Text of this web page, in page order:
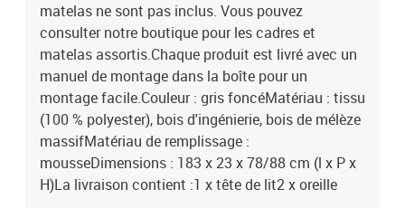
matelas ne sont pas inclus. Vous pouvez
consulter notre boutique pour les cadres et
matelas assortis.Chaque produit est livré avec un
manuel de montage dans la boîte pour un
montage facile.Couleur : gris foncéMatériau : tissu
(100 % polyester), bois d'ingénierie, bois de mélèze
massifMatériau de remplissage :
mousseDimensions : 183 x 23 x 78/88 cm (l x P x
H)La livraison contient :1 x tête de lit2 x oreille